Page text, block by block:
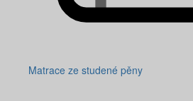
Matrace ze studené pěny